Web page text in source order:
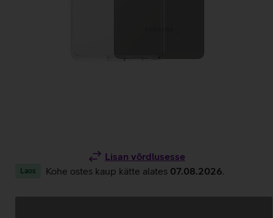
Lisan võrdlusesse
Laos Kohe ostes kaup kätte alates 07.08.2026